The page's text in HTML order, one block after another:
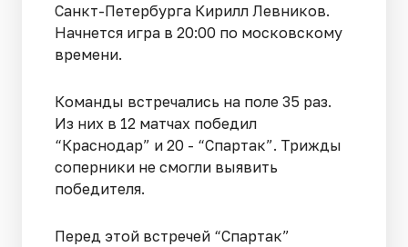
Санкт-Петербурга Кирилл Левников.
Начнется игра в 20:00 по московскому
времени.
Команды встречались на поле 35 раз.
Из них в 12 матчах победил
“Краснодар” и 20 - “Спартак”. Трижды
соперники не смогли выявить
победителя.
Перед этой встречей “Спартак”